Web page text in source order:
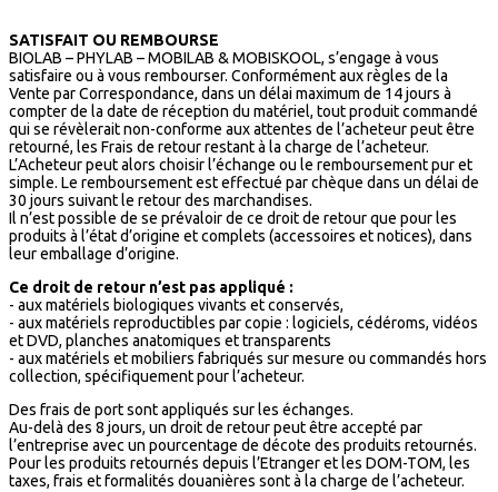
SATISFAIT OU REMBOURSE
BIOLAB – PHYLAB – MOBILAB & MOBISKOOL, s’engage à vous
satisfaire ou à vous rembourser. Conformément aux règles de la
Vente par Correspondance, dans un délai maximum de 14 jours à
compter de la date de réception du matériel, tout produit commandé
qui se révèlerait non-conforme aux attentes de l’acheteur peut être
retourné, les Frais de retour restant à la charge de l’acheteur.
L’Acheteur peut alors choisir l’échange ou le remboursement pur et
simple. Le remboursement est effectué par chèque dans un délai de
30 jours suivant le retour des marchandises.
Il n’est possible de se prévaloir de ce droit de retour que pour les
produits à l’état d’origine et complets (accessoires et notices), dans
leur emballage d’origine.
Ce droit de retour n’est pas appliqué :
- aux matériels biologiques vivants et conservés,
- aux matériels reproductibles par copie : logiciels, cédéroms, vidéos
et DVD, planches anatomiques et transparents
- aux matériels et mobiliers fabriqués sur mesure ou commandés hors
collection, spécifiquement pour l’acheteur.
Des frais de port sont appliqués sur les échanges.
Au-delà des 8 jours, un droit de retour peut être accepté par
l’entreprise avec un pourcentage de décote des produits retournés.
Pour les produits retournés depuis l’Etranger et les DOM-TOM, les
taxes, frais et formalités douanières sont à la charge de l’acheteur.